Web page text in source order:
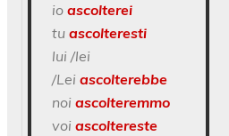
io ascolterei
tu ascolteresti
lui /lei
/Lei ascolterebbe
noi ascolteremmo
voi ascoltereste